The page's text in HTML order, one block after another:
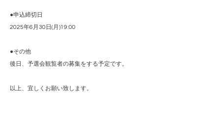
●申込締切日
2025年6月30日(月)19:00
●その他
後日、予選会観覧者の募集をする予定です。
以上、宜しくお願い致します。